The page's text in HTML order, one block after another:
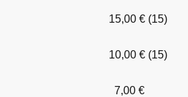
15,00 € (15)
10,00 € (15)
7,00 €